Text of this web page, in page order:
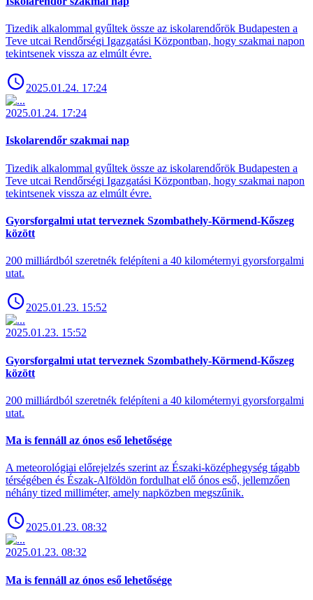
Tizedik alkalommal gyűltek össze az iskolarendőrök Budapesten a
Teve utcai Rendőrségi Igazgatási Központban, hogy szakmai napon
tekintsenek vissza az elmúlt évre.
2025.01.24. 17:24
2025.01.24. 17:24
Iskolarendőr szakmai nap
Tizedik alkalommal gyűltek össze az iskolarendőrök Budapesten a
Teve utcai Rendőrségi Igazgatási Központban, hogy szakmai napon
tekintsenek vissza az elmúlt évre.
Gyorsforgalmi utat terveznek Szombathely-Körmend-Kőszeg
között
200 milliárdból szeretnék felépíteni a 40 kilométernyi gyorsforgalmi
utat.
2025.01.23. 15:52
2025.01.23. 15:52
Gyorsforgalmi utat terveznek Szombathely-Körmend-Kőszeg
között
200 milliárdból szeretnék felépíteni a 40 kilométernyi gyorsforgalmi
utat.
Ma is fennáll az ónos eső lehetősége
A meteorológiai előrejelzés szerint az Északi-középhegység tágabb
térségében és Észak-Alföldön fordulhat elő ónos eső, jellemzően
néhány tized milliméter, amely napközben megszűnik.
2025.01.23. 08:32
2025.01.23. 08:32
Ma is fennáll az ónos eső lehetősége